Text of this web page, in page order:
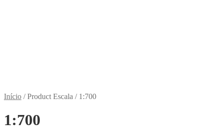
Início /Product Escala / 1:700
1:700